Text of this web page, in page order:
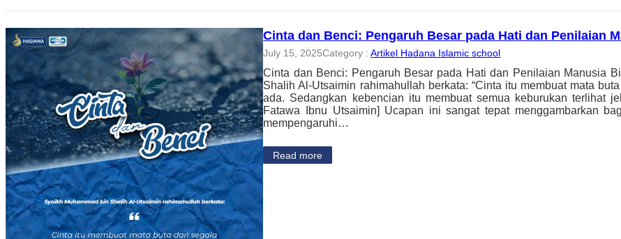
Cinta dan Benci: Pengaruh Besar pada Hati dan Penilaian
July 15, 2025Category :Artikel Hadana Islamic school
Cinta dan Benci: Pengaruh Besar pada Hati dan Penilaian Manusia
Shalih Al-Utsaimin rahimahullah berkata: “Cinta itu membuat mata
ada. Sedangkan kebencian itu membuat semua keburukan terlihat
Fatawa Ibnu Utsaimin] Ucapan ini sangat tepat menggambarkan
mempengaruhi…
Read more